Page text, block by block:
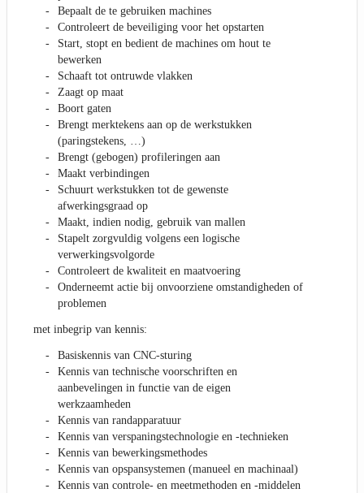
Bepaalt de te gebruiken machines
Controleert de beveiliging voor het opstarten
Start, stopt en bedient de machines om hout te
bewerken
Schaaft tot ontruwde vlakken
Zaagt op maat
Boort gaten
Brengt merktekens aan op de werkstukken
(paringstekens, …)
Brengt (gebogen) profileringen aan
Maakt verbindingen
Schuurt werkstukken tot de gewenste
afwerkingsgraad op
Maakt, indien nodig, gebruik van mallen
Stapelt zorgvuldig volgens een logische
verwerkingsvolgorde
Controleert de kwaliteit en maatvoering
Onderneemt actie bij onvoorziene omstandigheden of
problemen
met inbegrip van kennis:
Basiskennis van CNC-sturing
Kennis van technische voorschriften en
aanbevelingen in functie van de eigen
werkzaamheden
Kennis van randapparatuur
Kennis van verspaningstechnologie en -technieken
Kennis van bewerkingsmethodes
Kennis van opspansystemen (manueel en machinaal)
Kennis van controle- en meetmethoden en -middelen